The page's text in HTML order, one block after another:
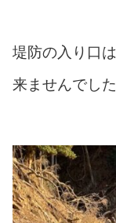
堤防の入り口
来ませんでした